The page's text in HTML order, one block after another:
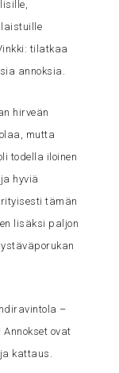
tilatkaa
annoksia.
hirveän
mutta
todella iloinen
hyviä
tämän
lisäksi paljon
–
ovat
kattaus.